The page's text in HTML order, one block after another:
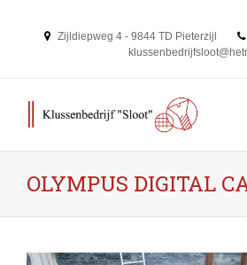
Zijldiepweg 4 - 9844 TD Pieterzijl
OLYMPUS DIGITAL